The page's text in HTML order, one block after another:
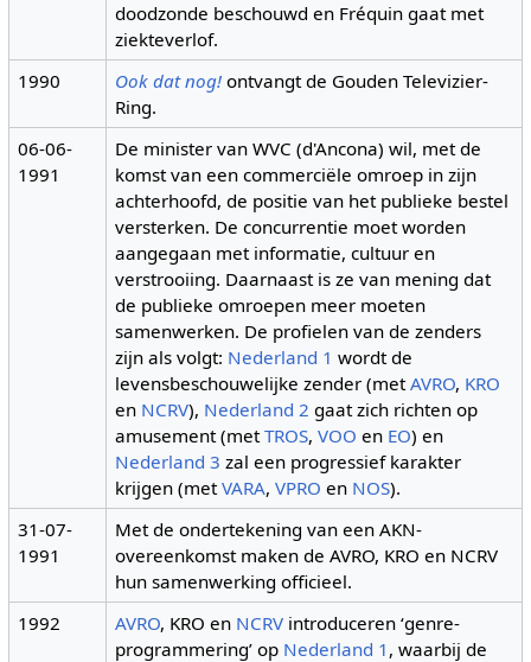
doodzonde beschouwd en Fréquin gaat met
ziekteverlof.
1990
Ook dat nog! ontvangt de Gouden Televizier-
Ring.
06-06-
1991
De minister van WVC (d'Ancona) wil, met de
komst van een commerciële omroep in zijn
achterhoofd, de positie van het publieke bestel
versterken. De concurrentie moet worden
aangegaan met informatie, cultuur en
verstrooiing. Daarnaast is ze van mening dat
de publieke omroepen meer moeten
samenwerken. De profielen van de zenders
zijn als volgt: Nederland 1 wordt de
levensbeschouwelijke zender (metAVRO, KRO
en NCRV), Nederland 2 gaat zich richten op
amusement (metTROS,VOO en EO) en
Nederland 3 zal een progressief karakter
krijgen (metVARA,VPRO en NOS).
31-07-
1991
Met de ondertekening van een AKN-
overeenkomst maken de AVRO, KRO en NCRV
hun samenwerking officieel.
1992
AVRO, KRO en NCRV introduceren ‘genre-
programmering’ op Nederland 1 , waarbij de